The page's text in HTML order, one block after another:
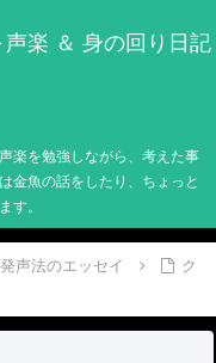
楽 ＆ 身の回り日記
楽を勉強しながら、考えた事
魚の話をしたり、ちょっと
す。
発声法のエッセイ
ク